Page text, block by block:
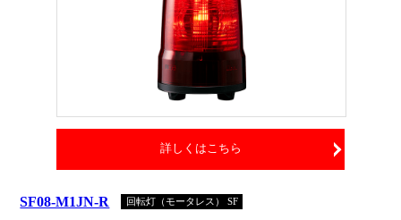
詳しくはこちら
SF08-M1JN-R 回転灯（モータレス） SF